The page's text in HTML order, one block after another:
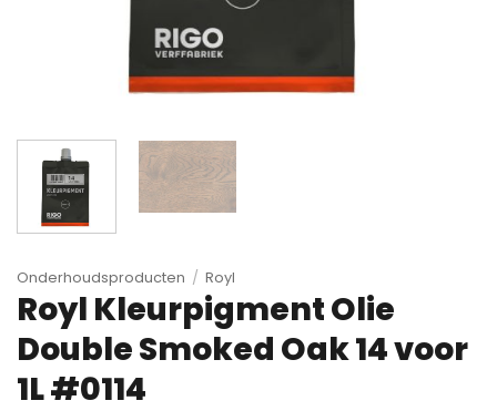
Onderhoudsproducten / Royl
Royl Kleurpigment Olie
Double Smoked Oak 14 voor
1L #0114